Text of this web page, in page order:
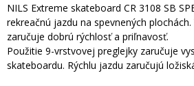
NILS Extreme skateboard CR 3108 SB
rekreačnú jazdu na spevnených
zaručuje dobrú rýchlosť a priľnavosť.
Použitie 9-vrstvovej preglejky zaručuje
skateboardu. Rýchlu jazdu zaručujú